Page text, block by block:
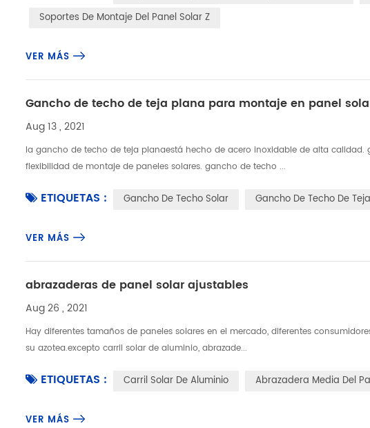
Soportes De Montaje Del Panel Solar Z
VER MÁS
Gancho de techo de teja plana para montaje en panel
Aug 13 , 2021
la gancho de techo de teja planaestá hecho de acero inoxidable de alta
flexibilidad de montaje de paneles solares. gancho de techo ...
ETIQUETAS : Gancho De Techo Solar Gancho De Techo De
VER MÁS
abrazaderas de panel solar ajustables
Aug 26 , 2021
Hay diferentes tamaños de paneles solares en el mercado, diferentes
su azotea.excepto carril solar de aluminio, abrazade...
ETIQUETAS : Carril Solar De Aluminio Abrazadera Media Del
VER MÁS